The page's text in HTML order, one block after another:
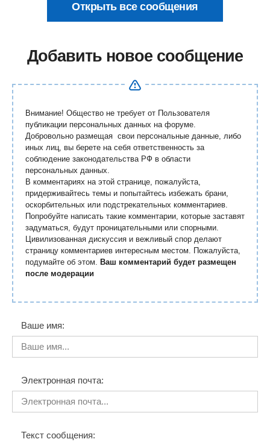
Открыть все сообщения
Добавить новое сообщение
Внимание! Общество не требует от Пользователя
публикации персональных данных на форуме.
Добровольно размещая свои персональные данные, либо
иных лиц, вы берете на себя ответственность за
соблюдение законодательства РФ в области
персональных данных.
В комментариях на этой странице, пожалуйста,
придерживайтесь темы и попытайтесь избежать брани,
оскорбительных или подстрекательных комментариев.
Попробуйте написать такие комментарии, которые заставят
задуматься, будут проницательными или спорными.
Цивилизованная дискуссия и вежливый спор делают
страницу комментариев интересным местом. Пожалуйста,
подумайте об этом. Ваш комментарий будет размещен
после модерации
Ваше имя:
Электронная почта:
Текст сообщения: